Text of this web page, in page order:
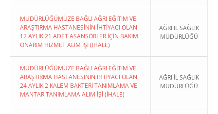
MÜDÜRLÜĞÜMÜZE BAĞLI AĞRI EĞİTİM VE
ARAŞTIRMA HASTANESİNİN İHTİYACI OLAN
12 AYLIK 21 ADET ASANSÖRLER İÇİN BAKIM
ONARIM HİZMET ALIM İŞİ (İHALE)
AĞRI İL SAĞLIK
MÜDÜRLÜĞÜ
MÜDÜRLÜĞÜMÜZE BAĞLI AĞRI EĞİTİM VE
ARAŞTIRMA HASTANESİNİN İHTİYACI OLAN
24 AYLIK 2 KALEM BAKTERİ TANIMLAMA VE
MANTAR TANIMLAMA ALIM İŞİ (İHALE)
AĞRI İL SAĞLIK
MÜDÜRLÜĞÜ